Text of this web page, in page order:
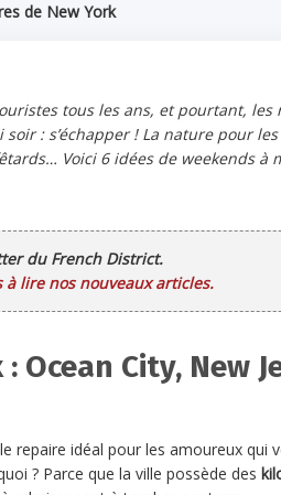
de New York
tous les ans, et pourtant, les
: s’échapper ! La nature pour
Voici 6 idées de weekends à
du French District.
lire nos nouveaux articles.
Ocean City, New
repaire idéal pour les amoureux qui
? Parce que la ville possède des